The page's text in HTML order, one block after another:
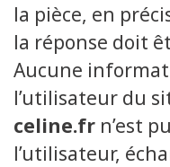
la pièce, en
la réponse doit
Aucune
l’utilisateur du
celine.fr n’est
l’utilisateur,